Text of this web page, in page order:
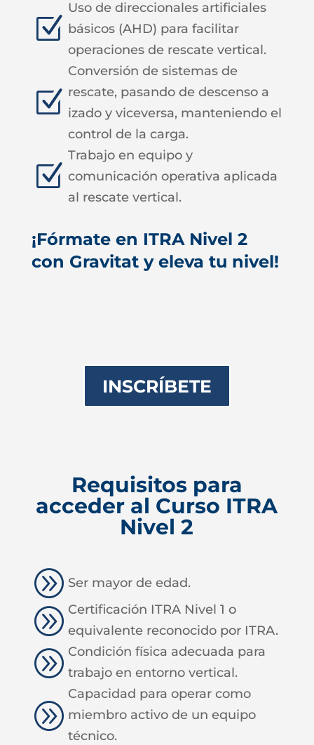
Z
Uso de direccionales artificiales
básicos (AHD) para facilitar
operaciones de rescate vertical.
Z
Conversión de sistemas de
rescate, pasando de descenso a
izado y viceversa, manteniendo el
control de la carga.
Z
Trabajo en equipo y
comunicación operativa aplicada
al rescate vertical.
¡Fórmate en ITRA Nivel 2
con Gravitat y eleva tu nivel!
INSCRÍBETE
Requisitos para
acceder al Curso ITRA
Nivel 2
A Ser mayor de edad.
A Certificación ITRA Nivel 1 o
equivalente reconocido por ITRA.
A Condición física adecuada para
trabajo en entorno vertical.
A
Capacidad para operar como
miembro activo de un equipo
técnico.